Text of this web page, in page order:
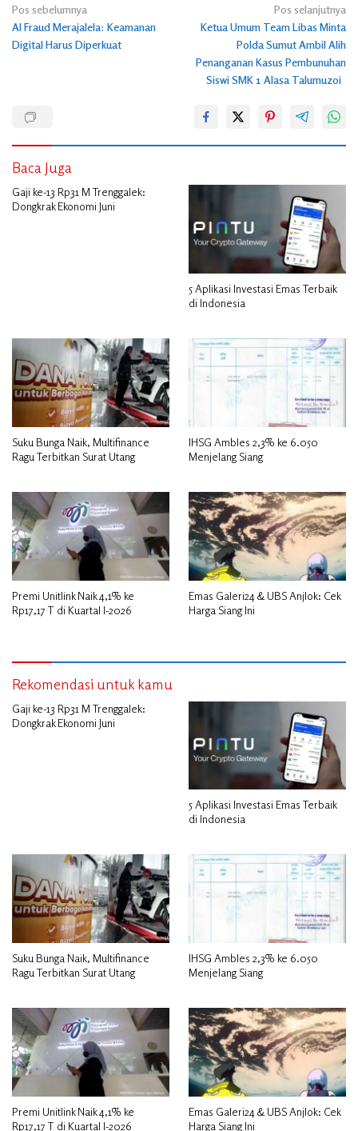
Navigasi
pos
Pos sebelumnya
AI Fraud Merajalela: Keamanan
Digital Harus Diperkuat
Pos selanjutnya
Ketua Umum Team Libas Minta
Polda Sumut Ambil Alih
Penanganan Kasus Pembunuhan
Siswi SMK 1 Alasa Talumuzoi
Baca Juga
Gaji ke-13 Rp31 M Trenggalek:
Dongkrak Ekonomi Juni
5 Aplikasi Investasi Emas Terbaik
di Indonesia
Suku Bunga Naik, Multifinance
Ragu Terbitkan Surat Utang
IHSG Ambles 2,3% ke 6.050
Menjelang Siang
Premi Unitlink Naik 4,1% ke
Rp17,17 T di Kuartal I-2026
Emas Galeri24 & UBS Anjlok: Cek
Harga Siang Ini
Rekomendasi untuk kamu
Gaji ke-13 Rp31 M Trenggalek:
Dongkrak Ekonomi Juni
5 Aplikasi Investasi Emas Terbaik
di Indonesia
Suku Bunga Naik, Multifinance
Ragu Terbitkan Surat Utang
IHSG Ambles 2,3% ke 6.050
Menjelang Siang
Premi Unitlink Naik 4,1% ke
Rp17,17 T di Kuartal I-2026
Emas Galeri24 & UBS Anjlok: Cek
Harga Siang Ini